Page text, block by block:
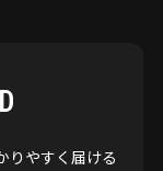
りやすく届ける